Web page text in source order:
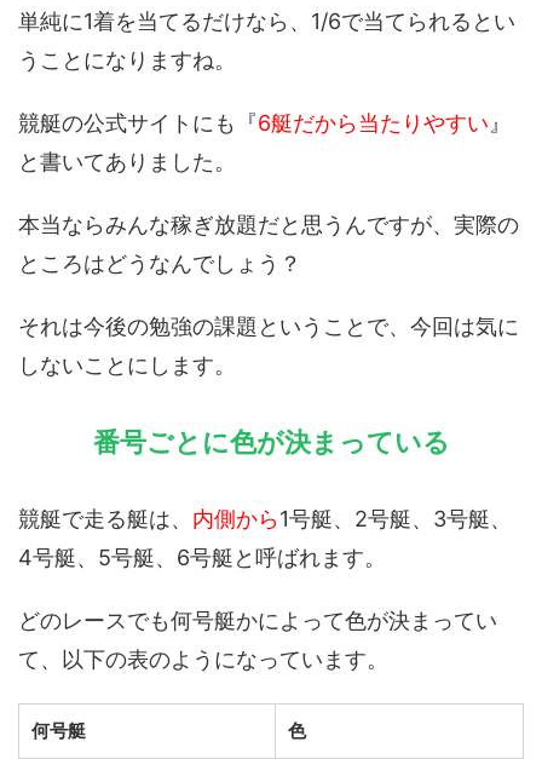
単純に1着を当てるだけなら、1/6で当てられるとい
うことになりますね。
競艇の公式サイトにも『6艇だから当たりやすい 』
と書いてありました。
本当ならみんな稼ぎ放題だと思うんですが、実際の
ところはどうなんでしょう？
それは今後の勉強の課題ということで、今回は気に
しないことにします。
番号ごとに色が決まっている
競艇で走る艇は、 内側から1号艇、2号艇、3号艇、
4号艇、5号艇、6号艇と呼ばれます。
どのレースでも何号艇かによって色が決まってい
て、以下の表のようになっています。
何号艇 色